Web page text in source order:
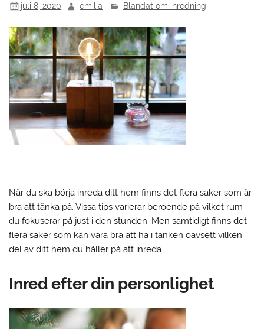
juli 8, 2020 emilia Blandat om inredning
När du ska börja inreda ditt hem finns det flera saker som är
bra att tänka på. Vissa tips varierar beroende på vilket rum
du fokuserar på just i den stunden. Men samtidigt finns det
flera saker som kan vara bra att ha i tanken oavsett vilken
del av ditt hem du håller på att inreda.
Inred efter din personlighet